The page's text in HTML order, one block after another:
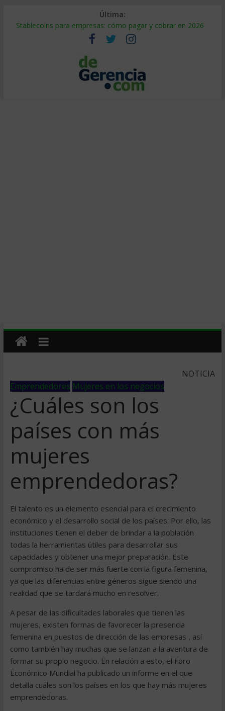
Última:
Stablecoins para empresas: cómo pagar y cobrar en 2026
Despido silencioso: qué es y por qué sale tan caro
IA en selección de personal: cómo auditarla a tiempo
Trabajo forzoso en la cadena de suministro: qué hacer
Mercado hispano de EE. UU.: cómo segmentarlo y venderle
NOTICIA
Emprendedores Mujeres en los negocios
¿Cuáles son los
países con más
mujeres
emprendedoras?
El talento es un elemento esencial para el crecimiento
económico y el desarrollo social de los países. Por ello, las
instituciones tienen el deber de brindar a la población
todas la herramientas útiles para desarrollar sus
capacidades y obtener una mejor preparación. Este
compromiso ha de ser más fuerte con la figura femenina,
ya que las diferencias entre géneros sigue siendo una
realidad que se tardará mucho en resolver.
A pesar de las dificultades laborales que tienen las
mujeres, existen formas de favorecer la presencia
femenina en puestos de dirección de las empresas , así
como también hay muchas que se lanzan a la aventura de
formar su propio negocio. En relación a esto, el Foro
Económico Mundial ha publicado un informe en el que
detalla cuáles son los países en los que hay más mujeres
emprendedoras.